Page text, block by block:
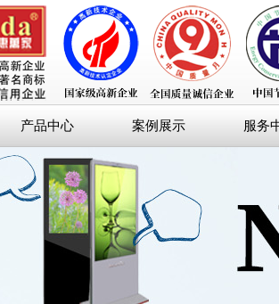
产品中心 案例展示 服务